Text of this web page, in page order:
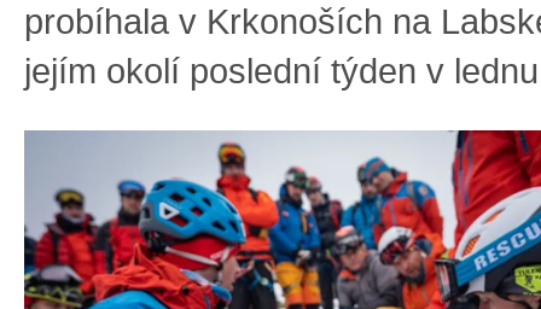
probíhala v Krkonoších na
jejím okolí poslední týden v